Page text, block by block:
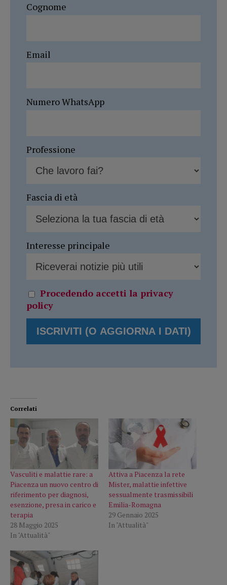
Cognome
Email
Numero WhatsApp
Professione
Fascia di età
Interesse principale
Procedendo accetti la privacy
policy
Correlati
Vasculiti e malattie rare: a
Piacenza un nuovo centro di
riferimento per diagnosi,
esenzione, presa in carico e
terapia
28 Maggio 2025
In "Attualità"
Attiva a Piacenza la rete
Mister, malattie infettive
sessualmente trasmissibili
Emilia-Romagna
29 Gennaio 2025
In "Attualità"